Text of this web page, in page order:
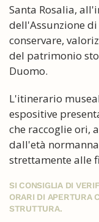
Santa Rosalia,
dell'Assunzione
conservare,
del patrimonio
Duomo.
L'itinerario
espositive
che raccoglie ori,
dall'età normanna
strettamente alle
SI CONSIGLIA DI
ORARI DI APERTURA
STRUTTURA.